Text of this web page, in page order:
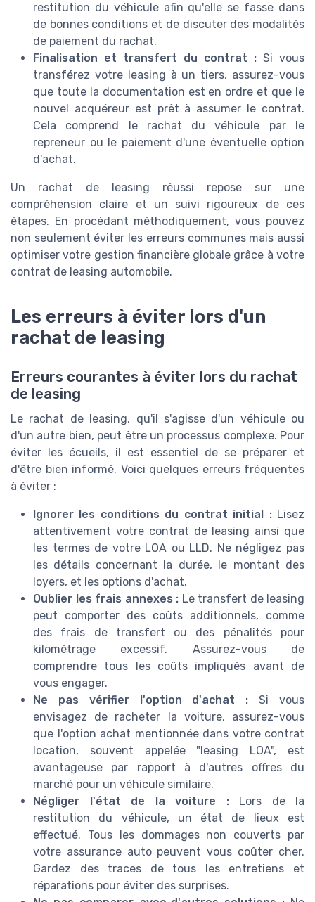
restitution du véhicule afin qu'elle se fasse dans
de bonnes conditions et de discuter des modalités
de paiement du rachat.
Finalisation et transfert du contrat : Si vous
transférez votre leasing à un tiers, assurez-vous
que toute la documentation est en ordre et que le
nouvel acquéreur est prêt à assumer le contrat.
Cela comprend le rachat du véhicule par le
repreneur ou le paiement d'une éventuelle option
d'achat.
Un rachat de leasing réussi repose sur une
compréhension claire et un suivi rigoureux de ces
étapes. En procédant méthodiquement, vous pouvez
non seulement éviter les erreurs communes mais aussi
optimiser votre gestion financière globale grâce à votre
contrat de leasing automobile.
Les erreurs à éviter lors d'un
rachat de leasing
Erreurs courantes à éviter lors du rachat
de leasing
Le rachat de leasing, qu'il s'agisse d'un véhicule ou
d'un autre bien, peut être un processus complexe. Pour
éviter les écueils, il est essentiel de se préparer et
d'être bien informé. Voici quelques erreurs fréquentes
à éviter :
Ignorer les conditions du contrat initial :Lisez
attentivement votre contrat de leasing ainsi que
les termes de votre LOA ou LLD. Ne négligez pas
les détails concernant la durée, le montant des
loyers, et les options d'achat.
Oublier les frais annexes : Le transfert de leasing
peut comporter des coûts additionnels, comme
des frais de transfert ou des pénalités pour
kilométrage excessif. Assurez-vous de
comprendre tous les coûts impliqués avant de
vous engager.
Ne pas vérifier l'option d'achat : Si vous
envisagez de racheter la voiture, assurez-vous
que l'option achat mentionnée dans votre contrat
location, souvent appelée "leasing LOA", est
avantageuse par rapport à d'autres offres du
marché pour un véhicule similaire.
Négliger l'état de la voiture :Lors de la
restitution du véhicule, un état de lieux est
effectué. Tous les dommages non couverts par
votre assurance auto peuvent vous coûter cher.
Gardez des traces de tous les entretiens et
réparations pour éviter des surprises.